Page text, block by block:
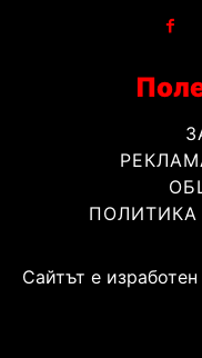
Сайтът е изработен